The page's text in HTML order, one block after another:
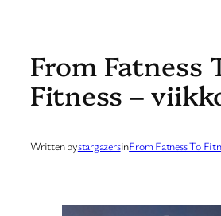
From Fatness
Fitness –
Written bystargazersinFrom Fatness To